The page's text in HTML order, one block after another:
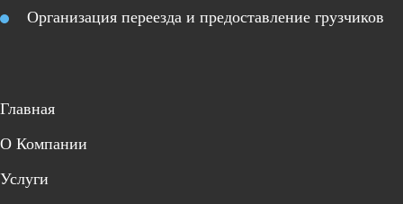
Организация переезда и предоставление грузчиков
Главная
О Компании
Услуги